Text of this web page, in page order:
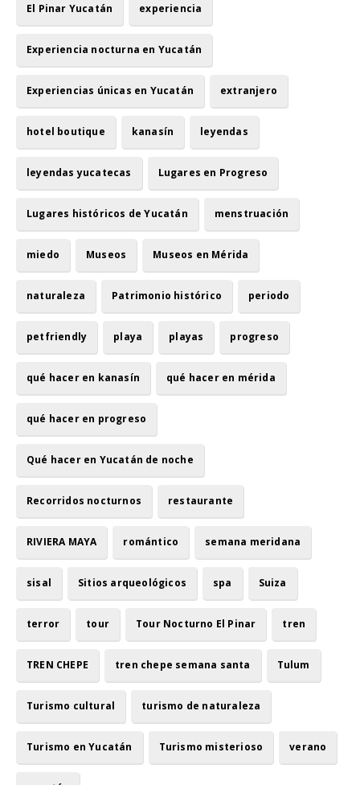
El Pinar Yucatán experiencia
Experiencia nocturna en Yucatán
Experiencias únicas en Yucatán extranjero
hotel boutique kanasín leyendas
leyendas yucatecas Lugares en Progreso
Lugares históricos de Yucatán menstruación
miedo Museos Museos en Mérida
naturaleza Patrimonio histórico periodo
petfriendly playa playas progreso
qué hacer en kanasín qué hacer en mérida
qué hacer en progreso
Qué hacer en Yucatán de noche
Recorridos nocturnos restaurante
RIVIERA MAYA romántico semana meridana
sisal Sitios arqueológicos spa Suiza
terror tour Tour Nocturno El Pinar tren
TREN CHEPE tren chepe semana santa Tulum
Turismo cultural turismo de naturaleza
Turismo en Yucatán Turismo misterioso verano